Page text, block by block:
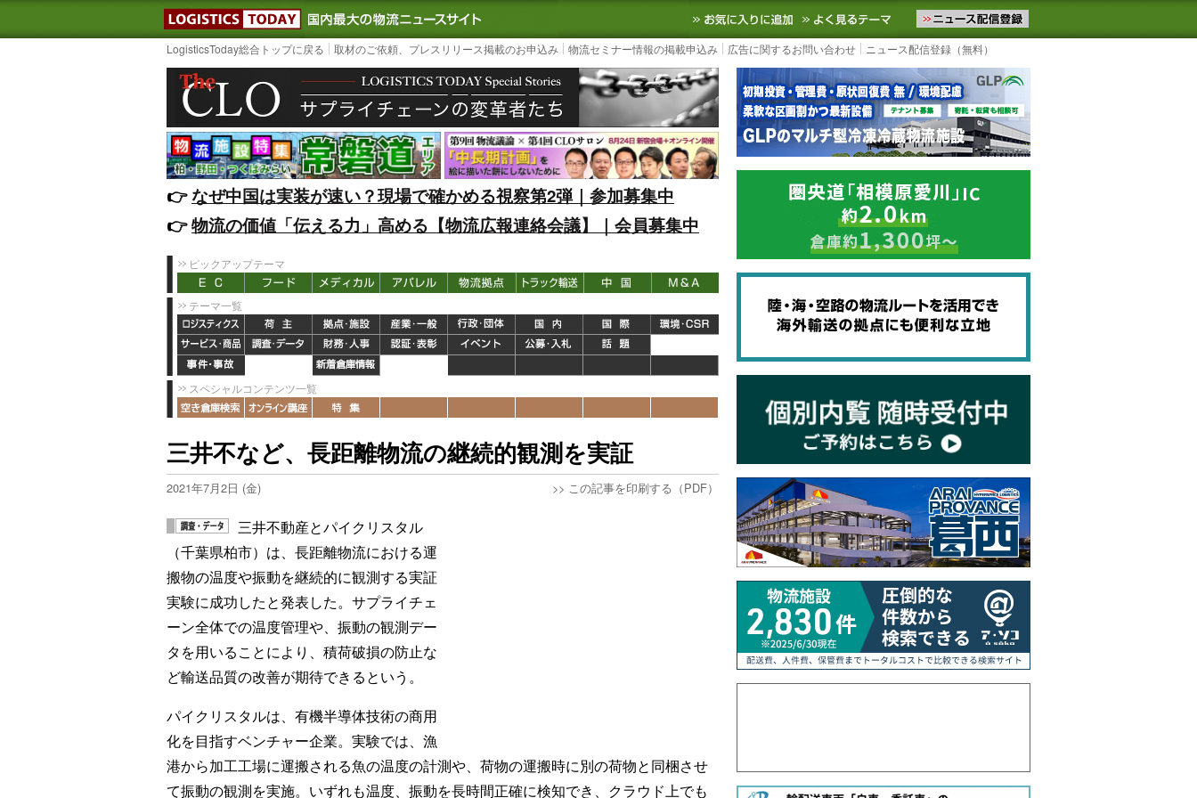
LOGISTICS TODAY｜国内最大の物流ニュースサイト3PL, SCMなど国内外の最新の物流ニュースをお届けします。物流ニュースメール配信を登録す
お気に入りに追加 よく見るテーマ
LogisticsToday総合トップに戻る 取材のご依頼、プレスリリース掲載のお申込み 物流セミナー情報の掲載申込み 広告に関するお問い合わせ ニュース配信登録（無料）
👉️なぜ中国は実装が速い？現場で確かめる視察第2弾｜参加募集中
👉️物流の価値「伝える力」高める【物流広報連絡会議】｜会員募集中
ピックアップテーマ
テーマ一覧
スペシャルコンテンツ一覧
三井不など、長距離物流の継続的観測を実証
2021年7月2日 (金) >> この記事を印刷する（PDF）
三井不動産とパイクリスタル
（千葉県柏市）は、長距離物流における運
搬物の温度や振動を継続的に観測する実証
実験に成功したと発表した。サプライチェ
ーン全体での温度管理や、振動の観測デー
タを用いることにより、積荷破損の防止な
ど輸送品質の改善が期待できるという。
パイクリスタルは、有機半導体技術の商用
化を目指すベンチャー企業。実験では、漁
港から加工工場に運搬される魚の温度の計測や、荷物の運搬時に別の荷物と同梱させ
て振動の観測を実施。いずれも温度、振動を長時間正確に検知でき、クラウド上でも